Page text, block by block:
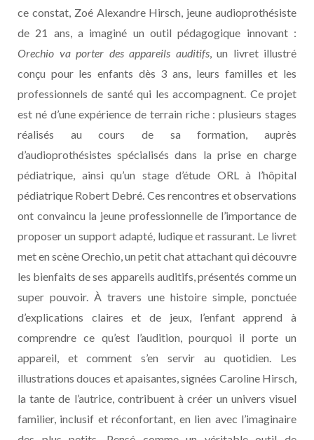
ce constat, Zoé Alexandre Hirsch, jeune audioprothésiste
de 21 ans, a imaginé un outil pédagogique innovant :
Orechio va porter des appareils auditifs, un livret illustré
conçu pour les enfants dès 3 ans, leurs familles et les
professionnels de santé qui les accompagnent. Ce projet
est né d’une expérience de terrain riche : plusieurs stages
réalisés au cours de sa formation, auprès
d’audioprothésistes spécialisés dans la prise en charge
pédiatrique, ainsi qu’un stage d’étude ORL à l’hôpital
pédiatrique Robert Debré. Ces rencontres et observations
ont convaincu la jeune professionnelle de l’importance de
proposer un support adapté, ludique et rassurant. Le livret
met en scène Orechio, un petit chat attachant qui découvre
les bienfaits de ses appareils auditifs, présentés comme un
super pouvoir. À travers une histoire simple, ponctuée
d’explications claires et de jeux, l’enfant apprend à
comprendre ce qu’est l’audition, pourquoi il porte un
appareil, et comment s’en servir au quotidien. Les
illustrations douces et apaisantes, signées Caroline Hirsch,
la tante de l’autrice, contribuent à créer un univers visuel
familier, inclusif et réconfortant, en lien avec l’imaginaire